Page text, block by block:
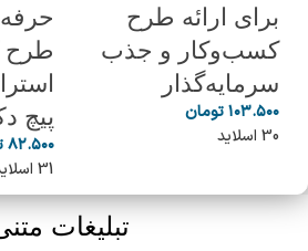
برای ارائه طرح
کسب‌وکار و جذب
سرمایه‌گذار
۱۰۳.۵۰۰تومان
30 اسلاید
طرح
پیچ
۸۲.۵۰۰
31 اسلاید
تبلیغات